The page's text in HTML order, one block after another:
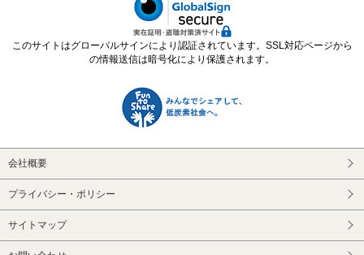
このサイトはグローバルサインにより認証されています。SSL対応ページから
の情報送信は暗号化により保護されます。
会社概要
プライバシー・ポリシー
サイトマップ